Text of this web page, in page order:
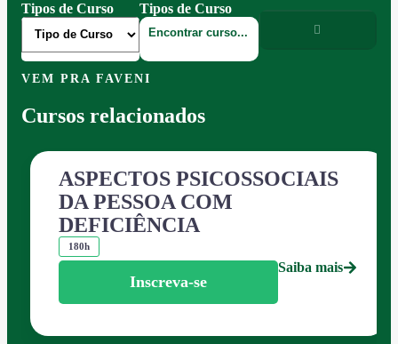
Tipos de Curso
Tipos de Curso
VEM PRA FAVENI
Cursos relacionados
ASPECTOS PSICOSSOCIAIS
DA PESSOA COM
DEFICIÊNCIA
180h
Inscreva-se
Saiba mais